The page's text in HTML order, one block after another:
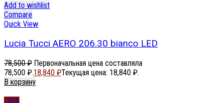
Add to wishlist
Compare
Quick View
Lucia Tucci AERO 206.30 bianco LED
78,500₽ Первоначальная цена составляла
78,500 ₽.18,840 ₽Текущая цена: 18,840 ₽.
В корзину